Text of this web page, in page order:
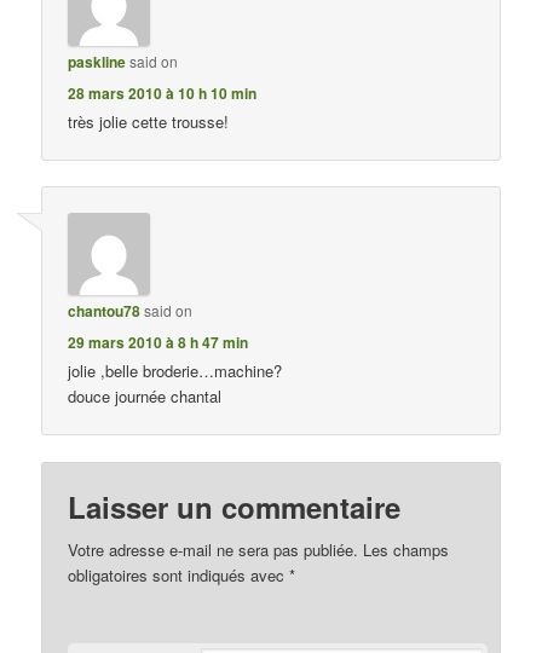
pasklinesaid on
28 mars 2010 à 10 h 10 min
très jolie cette trousse!
chantou78said on
29 mars 2010 à 8 h 47 min
jolie ,belle broderie…machine?
douce journée chantal
Laisser un commentaire
Votre adresse e-mail ne sera pas publiée. Les champs
obligatoires sont indiqués avec*